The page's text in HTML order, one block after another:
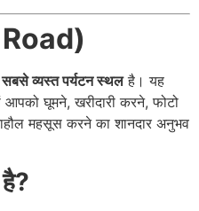
Road)
सबसे व्यस्त पर्यटन स्थलहै। यह
आपको घूमने, खरीदारी करने, फोटो
महसूस करने का शानदार अनुभव